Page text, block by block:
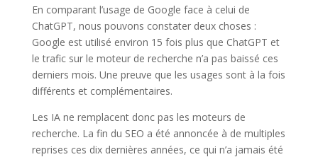
En comparant l’usage de Google face à celui de
ChatGPT, nous pouvons constater deux choses :
Google est utilisé environ 15 fois plus que ChatGPT et
le trafic sur le moteur de recherche n’a pas baissé ces
derniers mois. Une preuve que les usages sont à la fois
différents et complémentaires.
Les IA ne remplacent donc pas les moteurs de
recherche. La fin du SEO a été annoncée à de multiples
reprises ces dix dernières années, ce qui n’a jamais été